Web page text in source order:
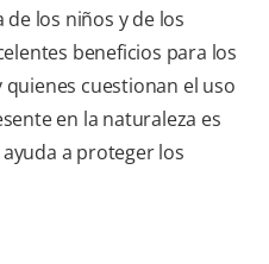
los niños y de los
beneficios para los
cuestionan el uso
en la naturaleza es
a proteger los